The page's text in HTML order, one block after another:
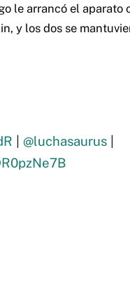
le arrancó el aparato
y los dos se
@luchasaurus|